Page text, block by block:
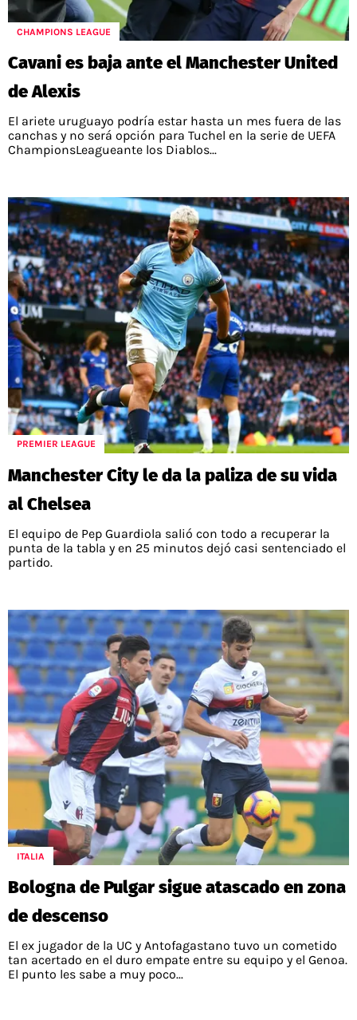
CHAMPIONS LEAGUE
Cavani es baja ante el Manchester United
de Alexis
El ariete uruguayo podría estar hasta un mes fuera de las
canchas y no será opción para Tuchel en la serie de UEFA
ChampionsLeagueante los Diablos...
PREMIER LEAGUE
Manchester City le da la paliza de su vida
al Chelsea
El equipo de Pep Guardiola salió con todo a recuperar la
punta de la tabla y en 25 minutos dejó casi sentenciado el
partido.
ITALIA
Bologna de Pulgar sigue atascado en zona
de descenso
El ex jugador de la UC y Antofagastano tuvo un cometido
tan acertado en el duro empate entre su equipo y el Genoa.
El punto les sabe a muy poco...